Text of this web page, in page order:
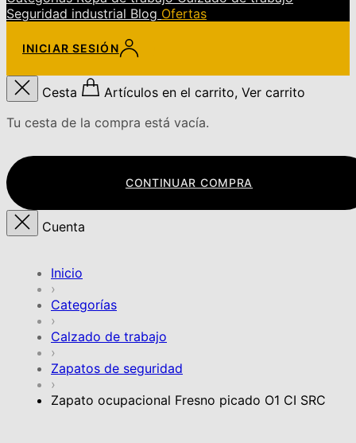
Seguridad industrial Blog Ofertas
INICIAR SESIÓN
Cesta
Artículos en el carrito, Ver carrito
Tu cesta de la compra está vacía.
CONTINUAR COMPRA
Cuenta
Inicio
›
Categorías
›
Calzado de trabajo
›
Zapatos de seguridad
›
Zapato ocupacional Fresno picado O1 CI SRC